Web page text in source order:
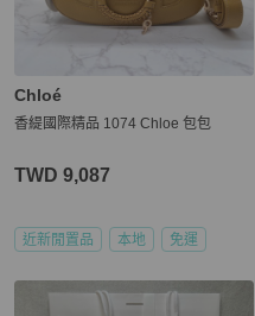
Chloé
香緹國際精品 1074 Chloe 包包
TWD 9,087
近新閒置品 本地 免運